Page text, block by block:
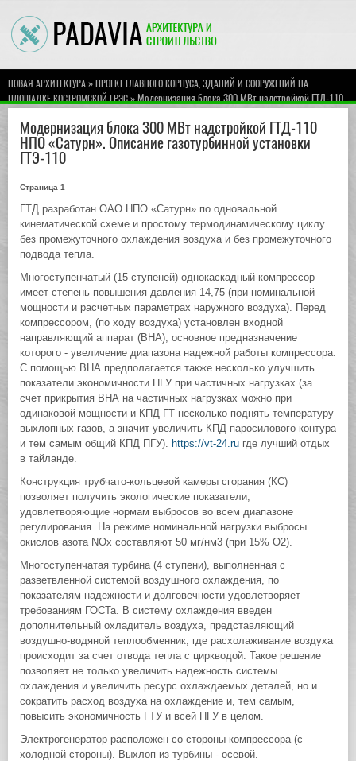
НОВАЯ АРХИТЕКТУРА»ПРОЕКТ ГЛАВНОГО КОРПУСА, ЗДАНИЙ И СООРУЖЕНИЙ НА
ПЛОЩАДКЕ КОСТРОМСКОЙ ГРЭС» Модернизация блока 300 МВт надстройкой ГТД-110
Модернизация блока 300 МВт надстройкой ГТД-110
НПО «Сатурн». Описание газотурбинной установки
ГТЭ-110
Страница 1
ГТД разработан ОАО НПО «Сатурн» по одновальной
кинематической схеме и простому термодинамическому циклу
без промежуточного охлаждения воздуха и без промежуточного
подвода тепла.
Многоступенчатый (15 ступеней) однокаскадный компрессор
имеет степень повышения давления 14,75 (при номинальной
мощности и расчетных параметрах наружного воздуха). Перед
компрессором, (по ходу воздуха) установлен входной
направляющий аппарат (ВНА), основное предназначение
которого - увеличение диапазона надежной работы компрессора.
С помощью ВНА предполагается также несколько улучшить
показатели экономичности ПГУ при частичных нагрузках (за
счет прикрытия ВНА на частичных нагрузках можно при
одинаковой мощности и КПД ГТ несколько поднять температуру
выхлопных газов, а значит увеличить КПД паросилового контура
и тем самым общий КПД ПГУ). https://vt-24.ru где лучший отдых
в тайланде.
Конструкция трубчато-кольцевой камеры сгорания (КС)
позволяет получить экологические показатели,
удовлетворяющие нормам выбросов во всем диапазоне
регулирования. На режиме номинальной нагрузки выбросы
окислов азота NOх составляют 50 мг/нм3 (при 15% О2).
Многоступенчатая турбина (4 ступени), выполненная с
разветвленной системой воздушного охлаждения, по
показателям надежности и долговечности удовлетворяет
требованиям ГОСТа. В систему охлаждения введен
дополнительный охладитель воздуха, представляющий
воздушно-водяной теплообменник, где расхолаживание воздуха
происходит за счет отвода тепла с циркводой. Такое решение
позволяет не только увеличить надежность системы
охлаждения и увеличить ресурс охлаждаемых деталей, но и
сократить расход воздуха на охлаждение и, тем самым,
повысить экономичность ГТУ и всей ПГУ в целом.
Электрогенератор расположен со стороны компрессора (с
холодной стороны). Выхлоп из турбины - осевой.